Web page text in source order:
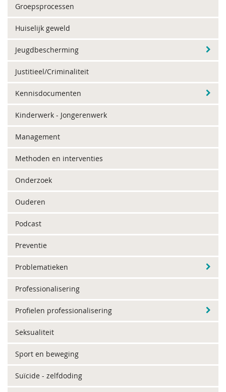
Groepsprocessen
Huiselijk geweld
Jeugdbescherming
Justitieel/Criminaliteit
Kennisdocumenten
Kinderwerk - Jongerenwerk
Management
Methoden en interventies
Onderzoek
Ouderen
Podcast
Preventie
Problematieken
Professionalisering
Profielen professionalisering
Seksualiteit
Sport en beweging
Suïcide - zelfdoding